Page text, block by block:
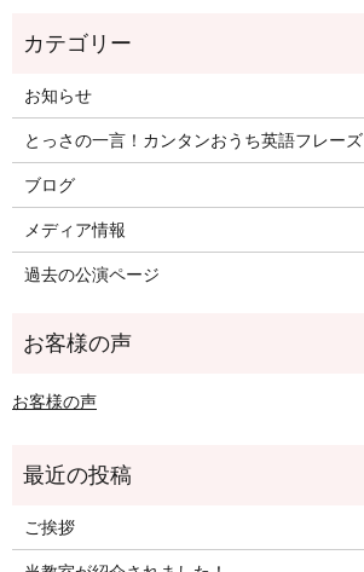
お知らせ
とっさの一言！カンタンおうち英語フレーズ
ブログ
メディア情報
過去の公演ページ
お客様の声
ご挨拶